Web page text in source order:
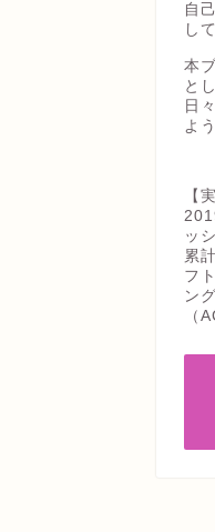
自
し
本
と
日
よ
【
ッ
累
フ
ン
（